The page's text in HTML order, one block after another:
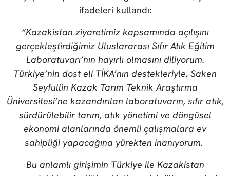
ifadeleri kullandı:
“Kazakistan ziyaretimiz kapsamında açılışını
gerçekleştirdiğimiz Uluslararası Sıfır Atık Eğitim
Laboratuvarı’nın hayırlı olmasını diliyorum.
Türkiye’nin dost eli TİKA’nın destekleriyle, Saken
Seyfullin Kazak Tarım Teknik Araştırma
Üniversitesi’ne kazandırılan laboratuvarın, sıfır atık,
sürdürülebilir tarım, atık yönetimi ve döngüsel
ekonomi alanlarında önemli çalışmalara ev
sahipliği yapacağına yürekten inanıyorum.
Bu anlamlı girişimin Türkiye ile Kazakistan